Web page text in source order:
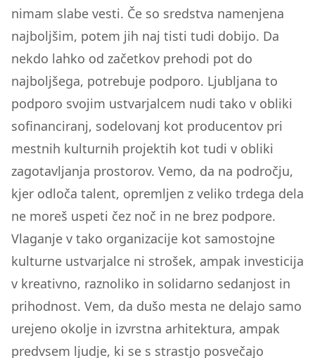
nimam slabe vesti. Če so sredstva namenjena
najboljšim, potem jih naj tisti tudi dobijo. Da
nekdo lahko od začetkov prehodi pot do
najboljšega, potrebuje podporo. Ljubljana to
podporo svojim ustvarjalcem nudi tako v obliki
sofinanciranj, sodelovanj kot producentov pri
mestnih kulturnih projektih kot tudi v obliki
zagotavljanja prostorov. Vemo, da na področju,
kjer odloča talent, opremljen z veliko trdega dela
ne moreš uspeti čez noč in ne brez podpore.
Vlaganje v tako organizacije kot samostojne
kulturne ustvarjalce ni strošek, ampak investicija
v kreativno, raznoliko in solidarno sedanjost in
prihodnost. Vem, da dušo mesta ne delajo samo
urejeno okolje in izvrstna arhitektura, ampak
predvsem ljudje, ki se s strastjo posvečajo